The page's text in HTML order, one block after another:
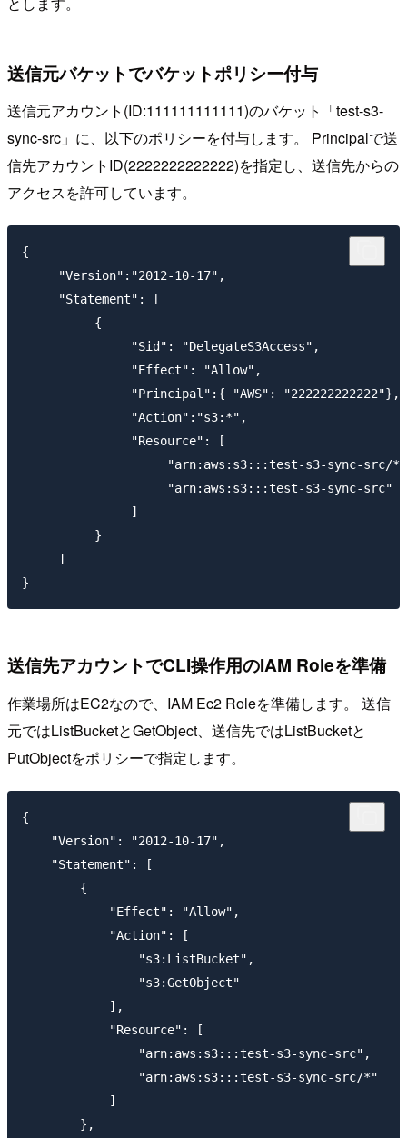
送信元バケットでバケットポリシー付与
送信元アカウント(ID:111111111111)のバケット「test-s3-
sync-src」に、以下のポリシーを付与します。 Principalで送
信先アカウントID(2222222222222)を指定し、送信先からの
アクセスを許可しています。
{
     "Version":"2012-10-17",
     "Statement": [
          {
               "Sid": "DelegateS3Access",
               "Effect": "Allow",
               "Principal":{ "AWS": "222222222222"},
               "Action":"s3:*",
               "Resource": [
"arn:aws:s3:::test-s3-sync-src/
                    "arn:aws:s3:::test-s3-sync-src"
               ]
          }
     ]
送信先アカウントでCLI操作用のIAM Roleを準備
作業場所はEC2なので、IAM Ec2 Roleを準備します。 送信
元ではListBucketとGetObject、送信先ではListBucketと
PutObjectをポリシーで指定します。
{
    "Version": "2012-10-17",
    "Statement": [
        {
            "Effect": "Allow",
            "Action": [
                "s3:ListBucket",
                "s3:GetObject"
            ],
            "Resource": [
                "arn:aws:s3:::test-s3-sync-src",
                "arn:aws:s3:::test-s3-sync-src/*"
            ]
        },